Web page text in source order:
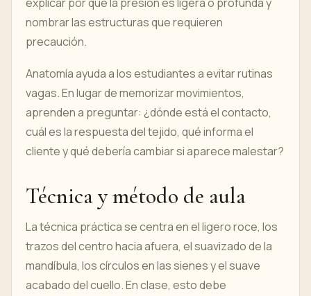
nombrar las estructuras que requieren
precaución.
Anatomía ayuda a los estudiantes a evitar rutinas
vagas. En lugar de memorizar movimientos,
aprenden a preguntar: ¿dónde está el contacto,
cuál es la respuesta del tejido, qué informa el
cliente y qué debería cambiar si aparece malestar?
Técnica y método de aula
La técnica práctica se centra en el ligero roce, los
trazos del centro hacia afuera, el suavizado de la
mandíbula, los círculos en las sienes y el suave
acabado del cuello. En clase, esto debe